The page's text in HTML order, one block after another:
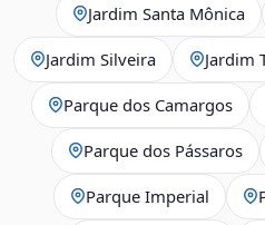
Jardim Santa Mônica
Jardim Silveira Jardim
Parque dos Camargos
Parque dos Pássaros
Parque Imperial